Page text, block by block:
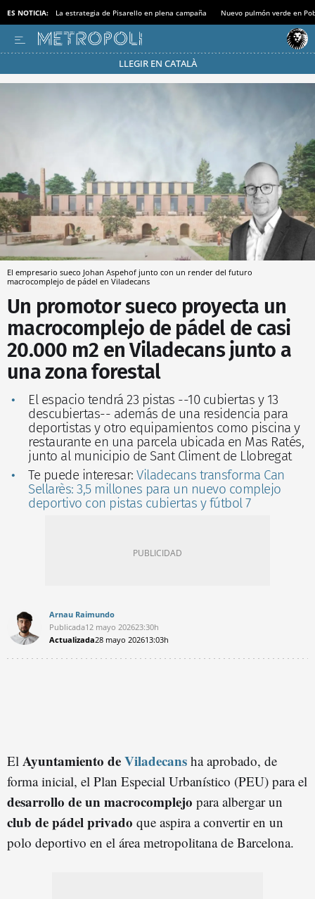
ES NOTICIA: La estrategia de Pisarello en plena campaña Nuevo pulmón verde en
LLEGIR EN CATALÀ
Pásate al MODO AHORRO
El empresario sueco Johan Aspehof junto con un render del futuro
macrocomplejo de pádel en Viladecans
Un promotor sueco proyecta un
macrocomplejo de pádel de casi
20.000 m2 en Viladecans junto a
una zona forestal
El espacio tendrá 23 pistas --10 cubiertas y 13
descubiertas-- además de una residencia para
deportistas y otro equipamientos como piscina y
restaurante en una parcela ubicada en Mas Ratés,
junto al municipio de Sant Climent de Llobregat
Te puede interesar: Viladecans transforma Can
Sellarès: 3,5 millones para un nuevo complejo
deportivo con pistas cubiertas y fútbol 7
Arnau Raimundo
Publicada12 mayo 202623:30h
Actualizada28 mayo 202613:03h
El Ayuntamiento deViladecans ha aprobado, de
forma inicial, el Plan Especial Urbanístico (PEU) para el
desarrollo de un macrocomplejo para albergar un
club de pádel privado que aspira a convertir en un
polo deportivo en el área metropolitana de Barcelona.